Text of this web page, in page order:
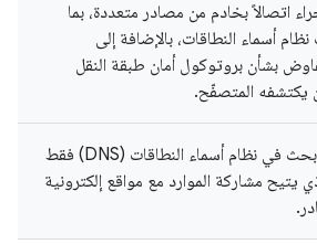
اتصالاً بخادم من مصادر متعددة، بما
النطاقات، بالإضافة إلى
بشأن بروتوكول أمان طبقة النقل
يُجري عملية بحث في نظام أسماء النطاقات (DNS) فقط
مشاركة الموارد مع مواقع إلكترونية